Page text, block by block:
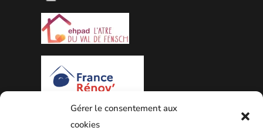
Gérer le consentement aux
cookies
PLAN DE LA VILLE